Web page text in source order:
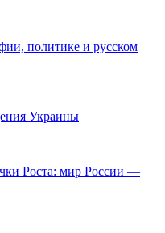
политике и русском
Украины
Роста: мир России —